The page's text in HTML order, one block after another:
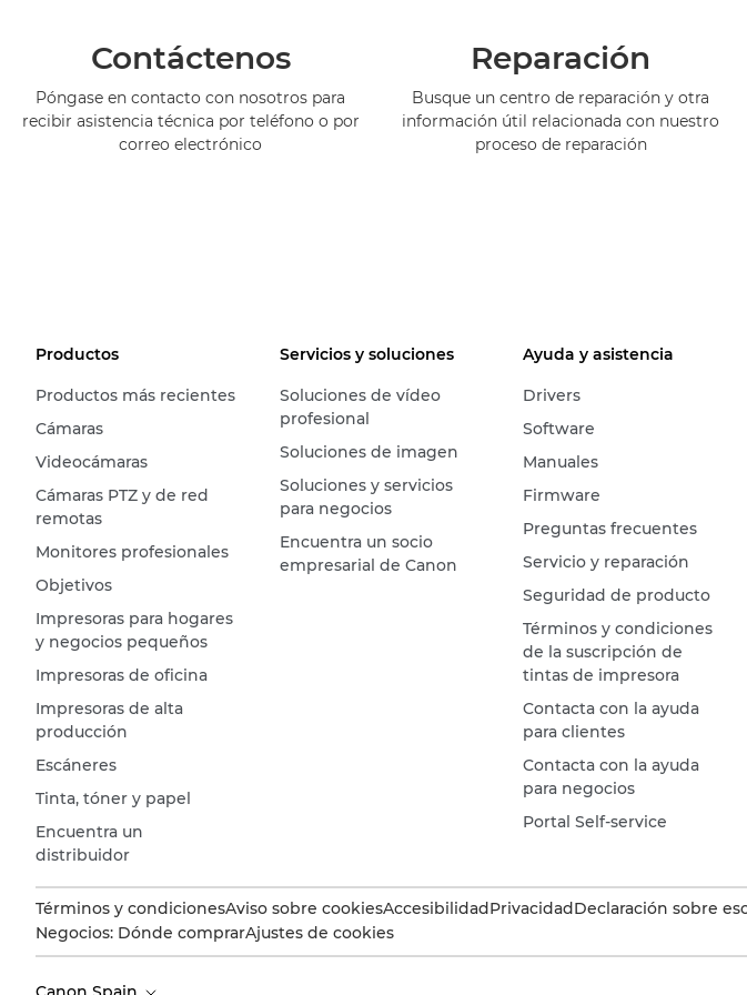
Contáctenos
Póngase en contacto con nosotros para
recibir asistencia técnica por teléfono o por
correo electrónico
Reparación
Busque un centro de reparación y otra
información útil relacionada con nuestro
proceso de reparación
Productos
Productos más recientes
Cámaras
Videocámaras
Cámaras PTZ y de red
remotas
Monitores profesionales
Objetivos
Impresoras para hogares
y negocios pequeños
Impresoras de oficina
Impresoras de alta
producción
Escáneres
Tinta, tóner y papel
Encuentra un
distribuidor
Servicios y soluciones
Soluciones de vídeo
profesional
Soluciones de imagen
Soluciones y servicios
para negocios
Encuentra un socio
empresarial de Canon
Ayuda y asistencia
Drivers
Software
Manuales
Firmware
Preguntas frecuentes
Servicio y reparación
Seguridad de producto
Términos y condiciones
de la suscripción de
tintas de impresora
Contacta con la ayuda
para clientes
Contacta con la ayuda
para negocios
Portal Self-service
Términos y condicionesAviso sobre cookiesAccesibilidadPrivacidadDeclaración sobre
Negocios: Dónde comprarAjustes de cookies